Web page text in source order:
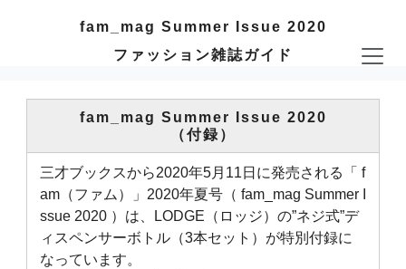
fam_mag Summer Issue 2020
ファッション雑誌ガイド
fam_mag Summer Issue 2020
（付録）
三才ブックスから2020年5月11日に発売される「 f
am（ファム）」2020年夏号（ fam_mag Summer I
ssue 2020 ）は、LODGE（ロッジ）の”ネジ式”デ
ィスペンサーボトル（3本セット）が特別付録に
なっています。